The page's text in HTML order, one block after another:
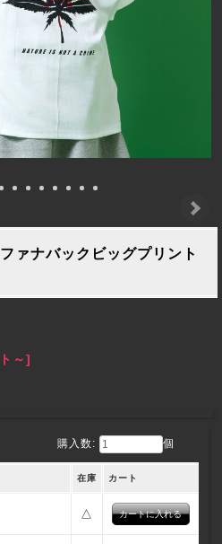
ァナバックビッグプリント
～]
購入数: 個
在庫 カート
△